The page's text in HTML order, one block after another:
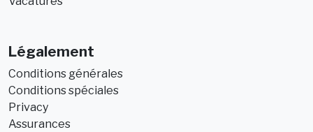
Légalement
Conditions générales
Conditions spéciales
Privacy
Assurances